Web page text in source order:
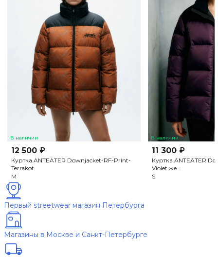
В наличии
12 500 ₽
Куртка ANTEATER Downjacket-RF-Print-
Terrakot
M
В наличии
11 300 ₽
Куртка ANTEATER
Violet же...
S
Первый streetwear магазин Петербурга
Магазины в Москве и Санкт-Петербурге